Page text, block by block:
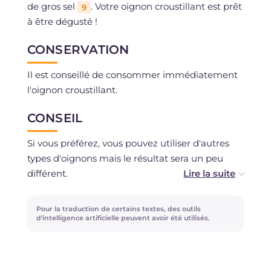
de gros sel
9 . Votre oignon croustillant est prêt
à être dégusté !
CONSERVATION
Il est conseillé de consommer immédiatement
l'oignon croustillant.
CONSEIL
Si vous préférez, vous pouvez utiliser d'autres
types d'oignons mais le résultat sera un peu
différent.
Pour vous assurer une belle texture croquante,
attendez que les oignons deviennent dorés
Pour la traduction de certains textes, des outils
d'intelligence artificielle peuvent avoir été utilisés.